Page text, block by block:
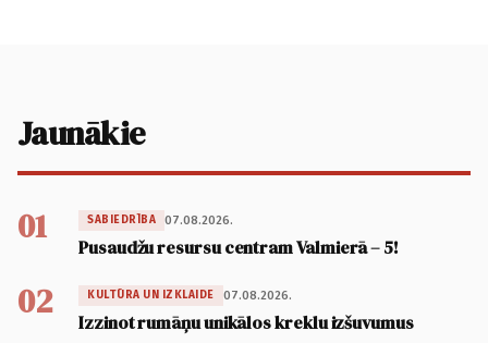
Jaunākie
01 SABIEDRĪBA 07.08.2026.
Pusaudžu resursu centram Valmierā – 5!
02 KULTŪRA UN IZKLAIDE 07.08.2026.
Izzinot rumāņu unikālos kreklu izšuvumus